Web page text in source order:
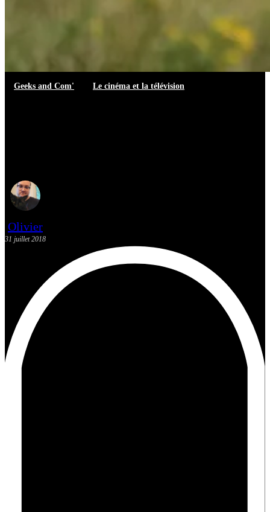
Geeks and Com' Le cinéma et la télévision
Olivier
31 juillet 2018